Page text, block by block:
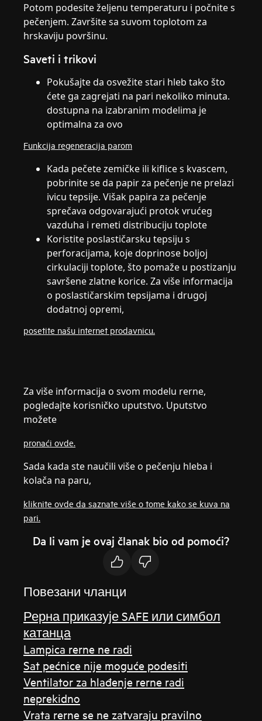
Potom podesite željenu temperaturu i počnite s
pečenjem. Završite sa suvom toplotom za
hrskaviju površinu.
Saveti i trikovi
Pokušajte da osvežite stari hleb tako što
ćete ga zagrejati na pari nekoliko minuta.
dostupna na izabranim modelima je
optimalna za ovo
Funkcija regeneracija parom
Kada pečete zemičke ili kiflice s kvascem,
pobrinite se da papir za pečenje ne prelazi
ivicu tepsije. Višak papira za pečenje
sprečava odgovarajući protok vrućeg
vazduha i remeti distribuciju toplote
Koristite poslastičarsku tepsiju s
perforacijama, koje doprinose boljoj
cirkulaciji toplote, što pomaže u postizanju
savršene zlatne korice. Za više informacija
o poslastičarskim tepsijama i drugoj
dodatnoj opremi,
posetite našu internet prodavnicu.
Za više informacija o svom modelu rerne,
pogledajte korisničko uputstvo. Uputstvo
možete
pronaći ovde.
Sada kada ste naučili više o pečenju hleba i
kolača na paru,
kliknite ovde da saznate više o tome kako se kuva na
pari.
Da li vam je ovaj članak bio od pomoći?
Повезани чланци
Рерна приказује SAFE или симбол
катанца
Lampica rerne ne radi
Sat pećnice nije moguće podesiti
Ventilator za hlađenje rerne radi
neprekidno
Vrata rerne se ne zatvaraju pravilno